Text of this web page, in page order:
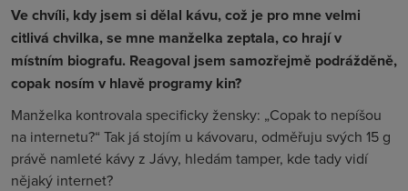
Ve chvíli, kdy jsem si dělal kávu, což je pro mne velmi
citlivá chvilka, se mne manželka zeptala, co hrají v
místním biografu. Reagoval jsem samozřejmě podrážděně,
copak nosím v hlavě programy kin?
Manželka kontrovala specificky žensky: „Copak to nepíšou
na internetu?“ Tak já stojím u kávovaru, odměřuju svých 15 g
právě namleté kávy z Jávy, hledám tamper, kde tady vidí
nějaký internet?